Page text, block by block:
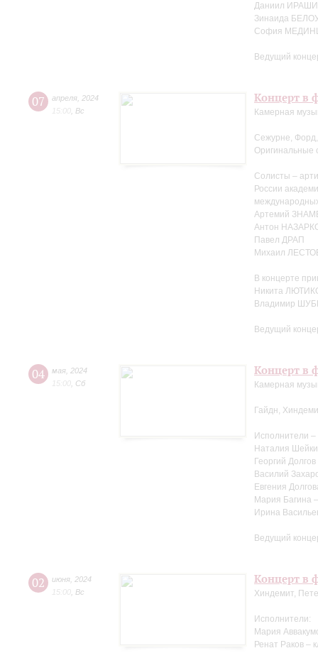
Даниил
Зинаида
София
Ведущий
07 апреля 2024
15:00 Вс
Концерт в
Камерная
Сежурне,
Оригинальные
Солисты –
России
Артемий
Антон
Павел ДРАП
Михаил
В концерте
Никита
Владимир
Ведущий
04 мая 2024
15:00 Сб
Концерт в
Камерная
Гайдн,
Исполнители
Наталия
Георгий
Василий
Евгения
Мария Багина
Ирина
Ведущий
02 июня 2024
15:00 Вс
Концерт в
Хиндемит,
Исполнители:
Мария
Ренат Раков –